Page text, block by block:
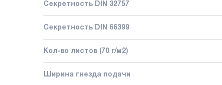
Секретность DIN 32757
Секретность DIN 66399
Кол-во листов (70 г/м2)
Ширина гнезда подачи